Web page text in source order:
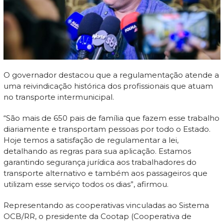
O governador destacou que a regulamentação atende a
uma reivindicação histórica dos profissionais que atuam
no transporte intermunicipal.
“São mais de 650 pais de família que fazem esse trabalho
diariamente e transportam pessoas por todo o Estado.
Hoje temos a satisfação de regulamentar a lei,
detalhando as regras para sua aplicação. Estamos
garantindo segurança jurídica aos trabalhadores do
transporte alternativo e também aos passageiros que
utilizam esse serviço todos os dias”, afirmou.
Representando as cooperativas vinculadas ao Sistema
OCB/RR, o presidente da Cootap (Cooperativa de